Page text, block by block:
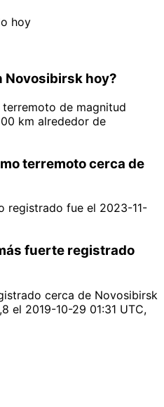
hoy
Novosibirsk hoy?
de magnitud
km alrededor de
terremoto cerca de
registrado fue el 2023-11-
fuerte registrado
cerca de Novosibirsk
el 2019-10-29 01:31 UTC,